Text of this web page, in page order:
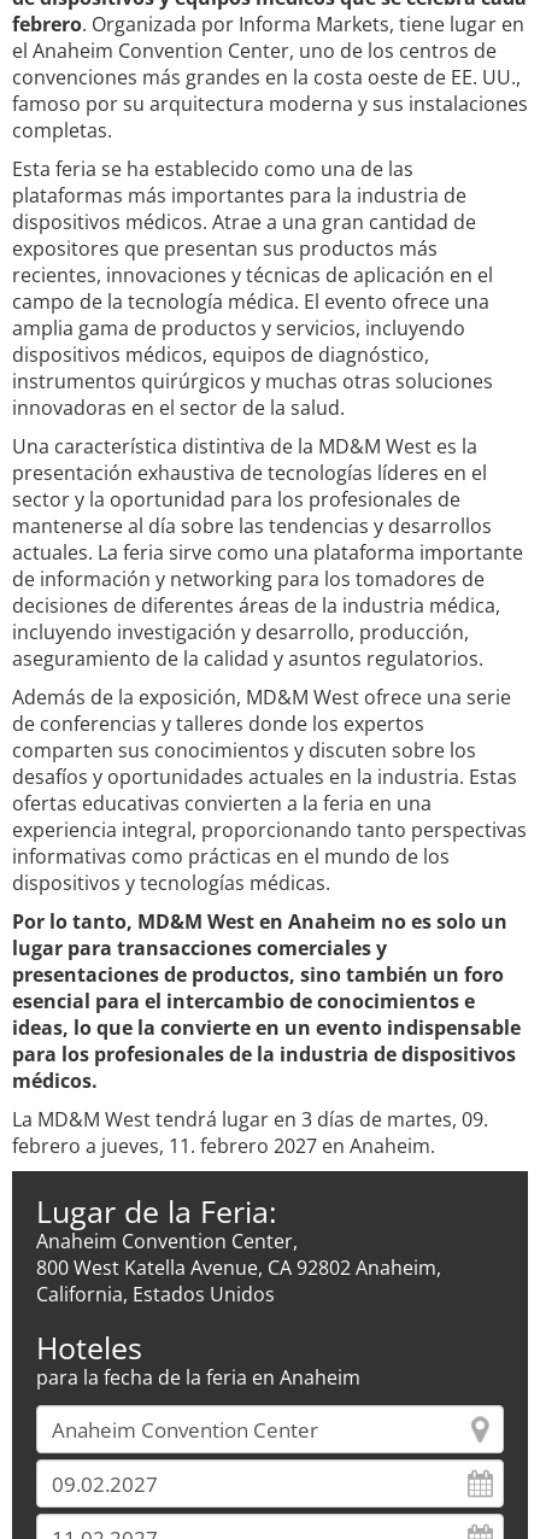
febrero. Organizada por Informa Markets, tiene lugar en
el Anaheim Convention Center, uno de los centros de
convenciones más grandes en la costa oeste de EE. UU.,
famoso por su arquitectura moderna y sus instalaciones
completas.
Esta feria se ha establecido como una de las
plataformas más importantes para la industria de
dispositivos médicos. Atrae a una gran cantidad de
expositores que presentan sus productos más
recientes, innovaciones y técnicas de aplicación en el
campo de la tecnología médica. El evento ofrece una
amplia gama de productos y servicios, incluyendo
dispositivos médicos, equipos de diagnóstico,
instrumentos quirúrgicos y muchas otras soluciones
innovadoras en el sector de la salud.
Una característica distintiva de la MD&M West es la
presentación exhaustiva de tecnologías líderes en el
sector y la oportunidad para los profesionales de
mantenerse al día sobre las tendencias y desarrollos
actuales. La feria sirve como una plataforma importante
de información y networking para los tomadores de
decisiones de diferentes áreas de la industria médica,
incluyendo investigación y desarrollo, producción,
aseguramiento de la calidad y asuntos regulatorios.
Además de la exposición, MD&M West ofrece una serie
de conferencias y talleres donde los expertos
comparten sus conocimientos y discuten sobre los
desafíos y oportunidades actuales en la industria. Estas
ofertas educativas convierten a la feria en una
experiencia integral, proporcionando tanto perspectivas
informativas como prácticas en el mundo de los
dispositivos y tecnologías médicas.
Por lo tanto, MD&M West en Anaheim no es solo un
lugar para transacciones comerciales y
presentaciones de productos, sino también un foro
esencial para el intercambio de conocimientos e
ideas, lo que la convierte en un evento indispensable
para los profesionales de la industria de dispositivos
médicos.
La MD&M West tendrá lugar en 3 días de martes, 09.
febrero a jueves, 11. febrero 2027 en Anaheim.
Lugar de la Feria:
Anaheim Convention Center,
800 West Katella Avenue, CA 92802 Anaheim,
California, Estados Unidos
Hoteles
para la fecha de la feria en Anaheim